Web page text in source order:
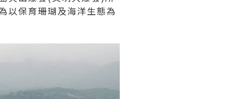
以保育珊瑚及海洋生態為